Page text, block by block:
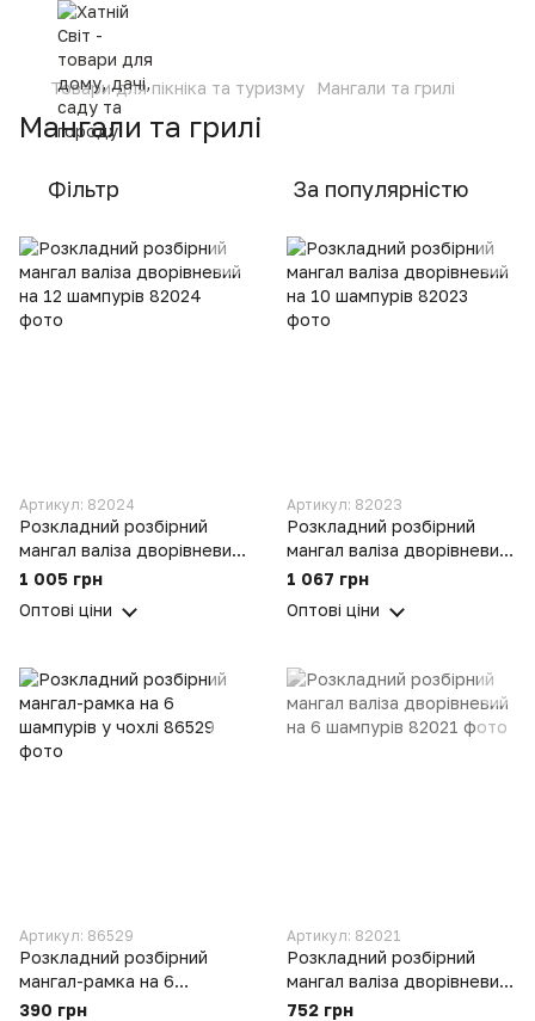
Товари для пікніка та туризму Мангали та грилі
Мангали та грилі
Фільтр За популярністю
Артикул: 82024
Розкладний розбірний
мангал валіза дворівневий
на 12 шампурів
1 005 грн
Оптові ціни
Артикул: 82023
Розкладний розбірний
мангал валіза дворівневий
на 10 шампурів
1 067 грн
Оптові ціни
Артикул: 86529
Розкладний розбірний
мангал-рамка на 6
шампурів у чохлі
390 грн
Артикул: 82021
Розкладний розбірний
мангал валіза дворівневий
на 6 шампурів
752 грн